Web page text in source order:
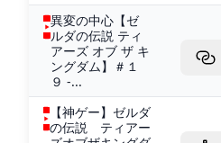
異変の中心【ゼ
ルダの伝説 ティ
アーズ オブ ザ キ
ングダム】＃１
９ -...
【神ゲー】ゼルダ
の伝説 ティアー